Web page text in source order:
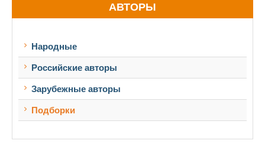
АВТОРЫ
Народные
Российские авторы
Зарубежные авторы
Подборки